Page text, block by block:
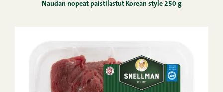
Naudan nopeat paistilastut Korean style 250 g